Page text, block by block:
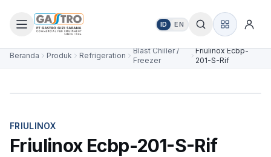
ID EN
Beranda Produk Refrigeration
Blast Chiller /
Freezer
Friulinox Ecbp-
201-S-Rif
FRIULINOX
Friulinox Ecbp-201-S-Rif